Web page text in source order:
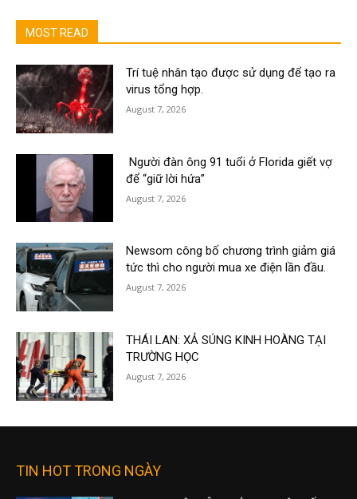
MOST READ
Trí tuệ nhân tạo được sử dụng để tạo ra
virus tổng hợp.
August 7, 2026
Người đàn ông 91 tuổi ở Florida giết vợ
để “giữ lời hứa”
August 7, 2026
Newsom công bố chương trình giảm giá
tức thì cho người mua xe điện lần đầu.
August 7, 2026
THÁI LAN: XẢ SÚNG KINH HOÀNG TẠI
TRƯỜNG HỌC
August 7, 2026
TIN HOT TRONG NGÀY